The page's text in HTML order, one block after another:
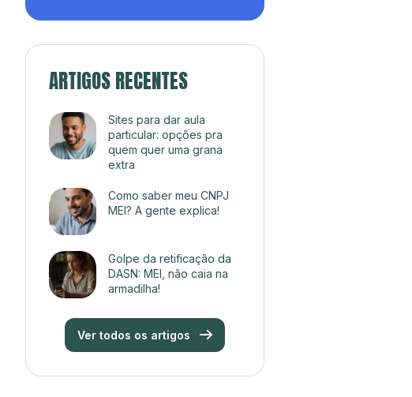
ARTIGOS RECENTES
Sites para dar aula
particular: opções pra
quem quer uma grana
extra
Como saber meu CNPJ
MEI? A gente explica!
Golpe da retificação da
DASN: MEI, não caia na
armadilha!
Ver todos os artigos